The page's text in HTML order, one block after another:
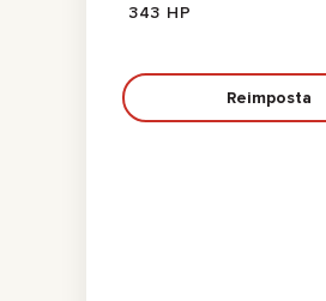
343 HP
Reimposta